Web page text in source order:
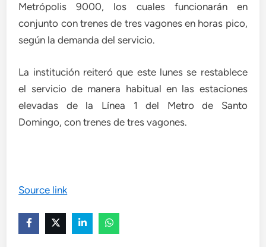
Metrópolis 9000, los cuales funcionarán en
conjunto con trenes de tres vagones en horas pico,
según la demanda del servicio.
La institución reiteró que este lunes se restablece
el servicio de manera habitual en las estaciones
elevadas de la Línea 1 del Metro de Santo
Domingo, con trenes de tres vagones.
Source link